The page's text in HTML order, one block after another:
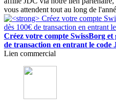
vous attendent tout au long de
Créez votre compte SwissBorg et
de transaction en entrant le code
Lien commercial